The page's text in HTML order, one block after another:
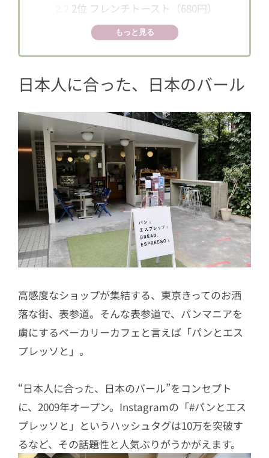
2位 フレンチトースト（680円）
1位 ムー（350円）
もっと見る
日本人に合った、日本のバール
高感度なショップが集結する、東京きってのお洒
落な街、表参道。そんな表参道で、パンマニアを
虜にするベーカリーカフェと言えば「パンとエス
プレッソと」。
“日本人に合った、日本のバール”をコンセプト
に、2009年オープン。Instagramの「#パンとエス
プレッソと」というハッシュタグは10万を突破す
るなど、その話題性と人気ぶりがうかがえます。